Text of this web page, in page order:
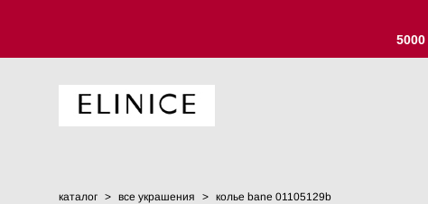
5000
каталог > все украшения > колье bane 01105129b